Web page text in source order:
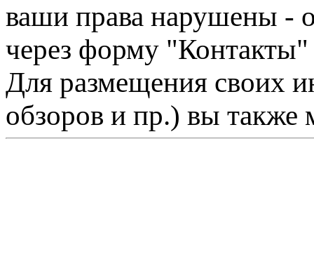
ваши права нарушены -
через форму "Контакты"
Для размещения своих
обзоров и пр.) вы также